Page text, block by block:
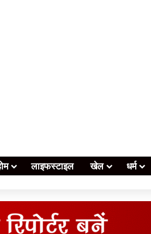
लाइफस्टाइल खेल धर्म